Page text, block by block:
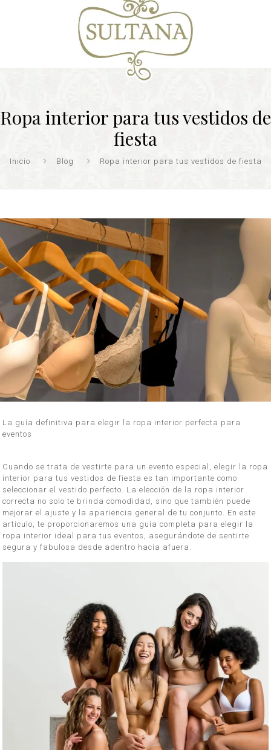
Ropa interior para tus vestidos de
fiesta
Inicio Blog Ropa interior para tus vestidos de fiesta
La guía definitiva para elegir la ropa interior perfecta para
eventos
Cuando se trata de vestirte para un evento especial, elegir la ropa
interior para tus vestidos de fiesta es tan importante como
seleccionar el vestido perfecto. La elección de la ropa interior
correcta no solo te brinda comodidad, sino que también puede
mejorar el ajuste y la apariencia general de tu conjunto. En este
artículo, te proporcionaremos una guía completa para elegir la
ropa interior ideal para tus eventos, asegurándote de sentirte
segura y fabulosa desde adentro hacia afuera.